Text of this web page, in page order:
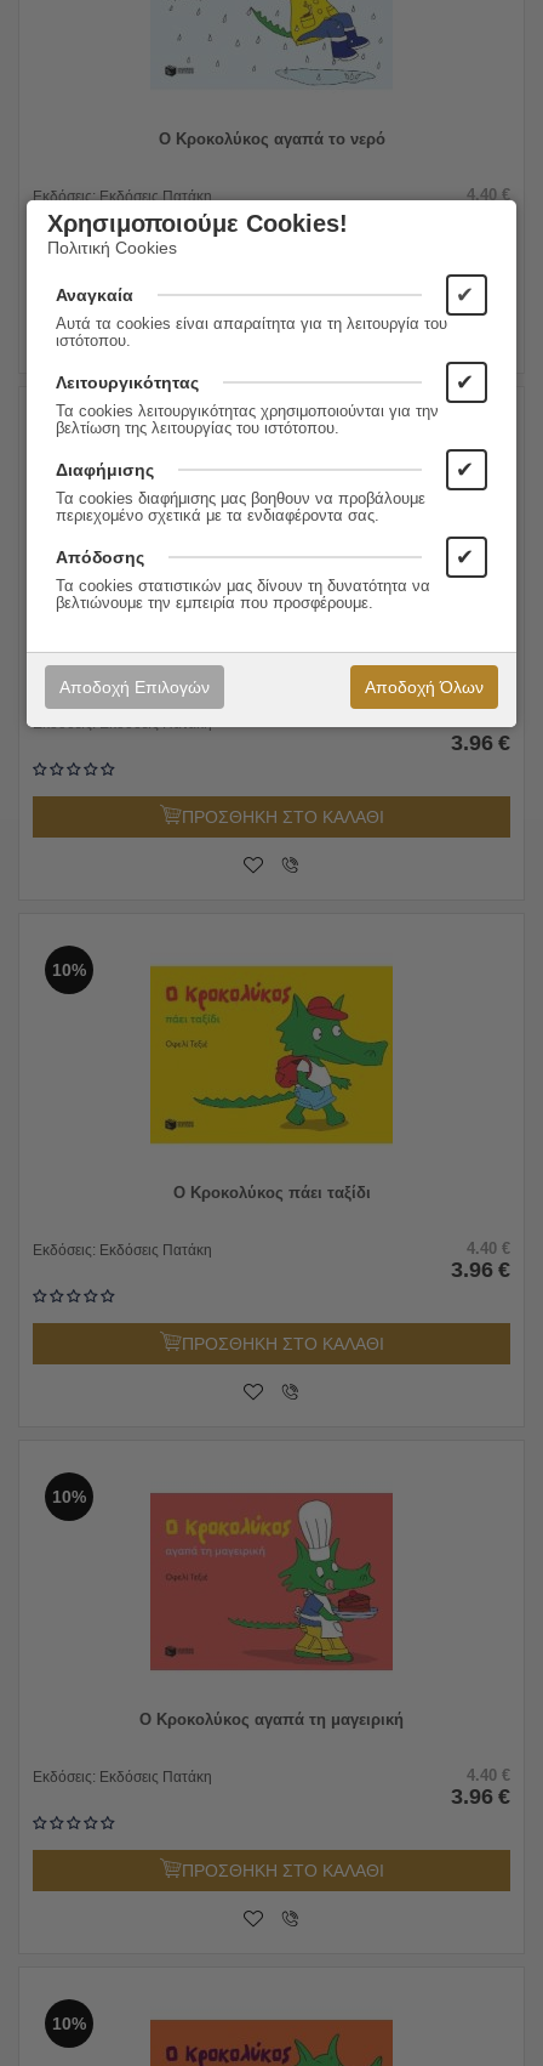
Ο Κροκολύκος αγαπά το νερό
Εκδόσεις:Εκδόσεις Πατάκη 4.40 €
ΠΡΟΣΘΗΚΗ ΣΤΟ ΚΑΛΑΘΙ
10%
Ο Κροκολύκος αγαπά τη δασκάλα του
Εκδόσεις:Εκδόσεις Πατάκη
3.96 €
ΠΡΟΣΘΗΚΗ ΣΤΟ ΚΑΛΑΘΙ
10%
Ο Κροκολύκος πάει ταξίδι
Εκδόσεις: Εκδόσεις Πατάκη 4.40 €
3.96 €
ΠΡΟΣΘΗΚΗ ΣΤΟ ΚΑΛΑΘΙ
10%
Ο Κροκολύκος αγαπά τη μαγειρική
Εκδόσεις: Εκδόσεις Πατάκη 4.40 €
3.96 €
ΠΡΟΣΘΗΚΗ ΣΤΟ ΚΑΛΑΘΙ
10%
Χρησιμοποιούμε Cookies!
Πολιτική Cookies
Αναγκαία ✔
Αυτά τα cookies είναι απαραίτητα για τη λειτουργία του
ιστότοπου.
Λειτουργικότητας ✔
Τα cookies λειτουργικότητας χρησιμοποιούνται για την
βελτίωση της λειτουργίας του ιστότοπου.
Διαφήμισης ✔
Τα cookies διαφήμισης μας βοηθουν να προβάλουμε
περιεχομένο σχετικά με τα ενδιαφέροντα σας.
Απόδοσης ✔
Τα cookies στατιστικών μας δίνουν τη δυνατότητα να
βελτιώνουμε την εμπειρία που προσφέρουμε.
Αποδοχή Επιλογών Αποδοχή Όλων